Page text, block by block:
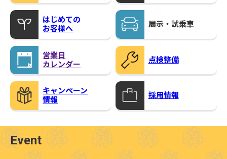
はじめての
お客様へ
展示・試乗車
営業日
カレンダー
点検整備
キャンペーン
情報
採用情報
Event